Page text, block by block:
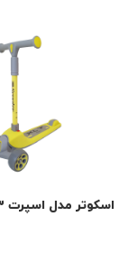
اسکوتر مدل اسپرت QXL ۰۳